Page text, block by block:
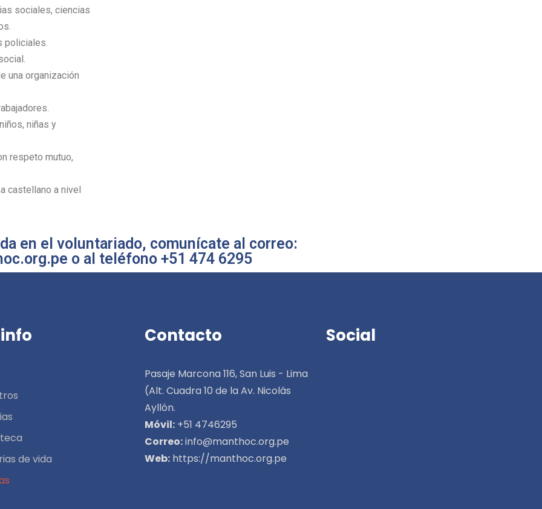
sociales, ciencias
policiales.
una organización
niñas y
respeto mutuo,
castellano a nivel
en el voluntariado, comunícate al correo:
o al teléfono +51 474 6295
de vida
Contacto
Pasaje Marcona 116, San Luis - Lima
(Alt. Cuadra 10 de la Av. Nicolás
Ayllón.
Móvil: +51 4746295
Correo:info@manthoc.org.pe
Web: https://manthoc.org.pe
Social